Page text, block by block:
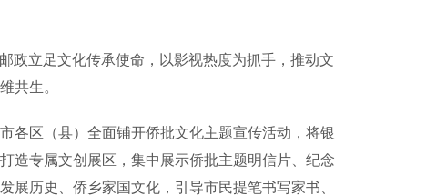
立足文化传承使命，以影视热度为抓手，推动文
共生。
区（县）全面铺开侨批文化主题宣传活动，将银
造专属文创展区，集中展示侨批主题明信片、纪念
展历史、侨乡家国文化，引导市民提笔书写家书、